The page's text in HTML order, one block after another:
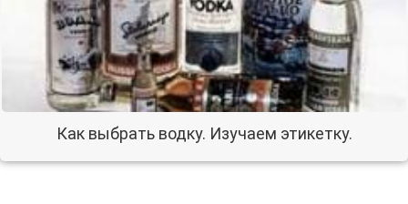
Как выбрать водку. Изучаем этикетку.